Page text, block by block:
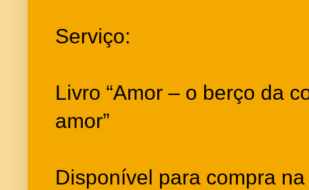
Serviço:
Livro “Amor – o berço da
amor”
Disponível para compra